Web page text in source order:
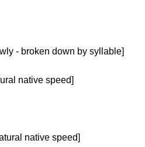
- broken down by syllable]
native speed]
native speed]